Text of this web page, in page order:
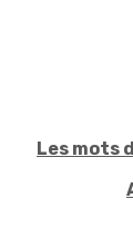
Les mots